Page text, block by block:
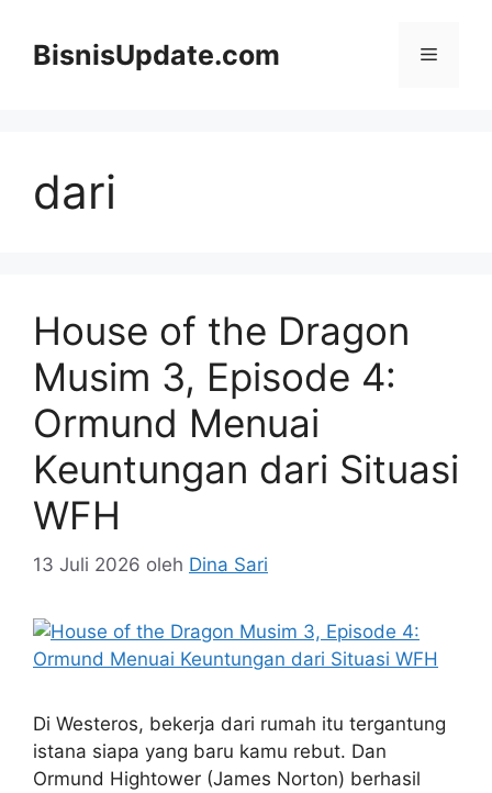
BisnisUpdate.com Menu
dari
House of the Dragon
Musim 3, Episode 4:
Ormund Menuai
Keuntungan dari Situasi
WFH
13 Juli 2026 oleh Dina Sari
Di Westeros, bekerja dari rumah itu tergantung
istana siapa yang baru kamu rebut. Dan
Ormund Hightower (James Norton) berhasil